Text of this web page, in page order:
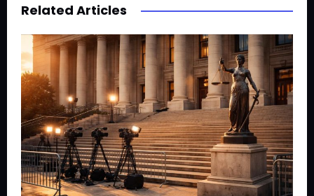
Related Articles